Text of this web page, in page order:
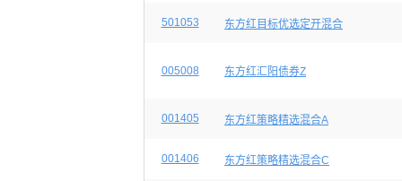
501053 东方红目标优选定开混合
005008 东方红汇阳债券Z
001405 东方红策略精选混合A
001406 东方红策略精选混合C